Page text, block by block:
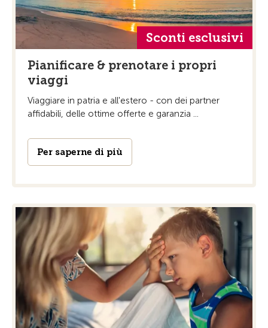
Sconti esclusivi
Pianificare & prenotare i propri
viaggi
Viaggiare in patria e all'estero - con dei partner
affidabili, delle ottime offerte e garanzia ...
Per saperne di più